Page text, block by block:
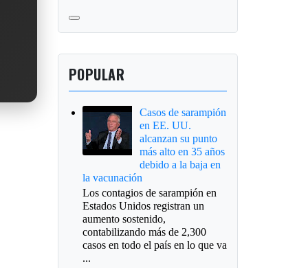
POPULAR
Casos de sarampión
en EE. UU.
alcanzan su punto
más alto en 35 años
debido a la baja en
la vacunación
Los contagios de sarampión en
Estados Unidos registran un
aumento sostenido,
contabilizando más de 2,300
casos en todo el país en lo que va
...